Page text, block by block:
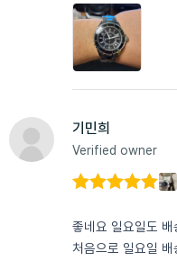
기민희
Verified owner
로 평가됨
좋네요 일요일도 배
처음으로 일요일